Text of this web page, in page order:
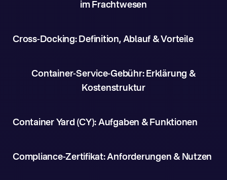
im Frachtwesen
Cross-Docking: Definition, Ablauf & Vorteile
Container-Service-Gebühr: Erklärung &
Kostenstruktur
Container Yard (CY): Aufgaben & Funktionen
Compliance-Zertifikat: Anforderungen & Nutzen